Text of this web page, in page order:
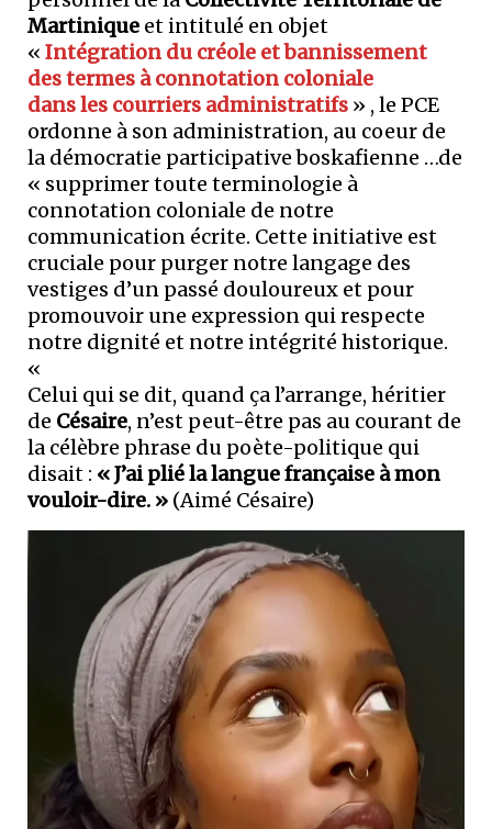
Martinique et intitulé en objet
« Intégration du créole et bannissement
des termes à connotation coloniale
dans les courriers administratifs » , le PCE
ordonne à son administration, au coeur de
la démocratie participative boskafienne …de
« supprimer toute terminologie à
connotation coloniale de notre
communication écrite. Cette initiative est
cruciale pour purger notre langage des
vestiges d’un passé douloureux et pour
promouvoir une expression qui respecte
notre dignité et notre intégrité historique.
«
Celui qui se dit, quand ça l’arrange, héritier
de Césaire, n’est peut-être pas au courant de
la célèbre phrase du poète-politique qui
disait : « J’ai plié la langue française à mon
vouloir-dire. » (Aimé Césaire)